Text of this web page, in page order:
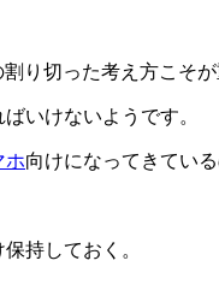
り切った考え方こそが
いけないようです。
ホ向けになってきている
持しておく。